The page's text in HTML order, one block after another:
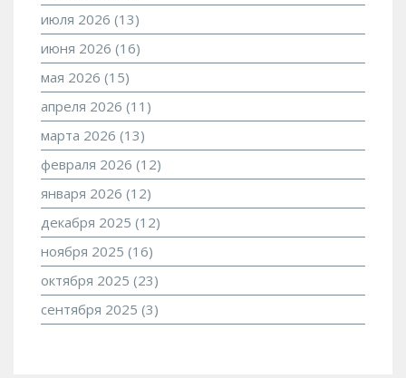
июля 2026 (13)
июня 2026 (16)
мая 2026 (15)
апреля 2026 (11)
марта 2026 (13)
февраля 2026 (12)
января 2026 (12)
декабря 2025 (12)
ноября 2025 (16)
октября 2025 (23)
сентября 2025 (3)